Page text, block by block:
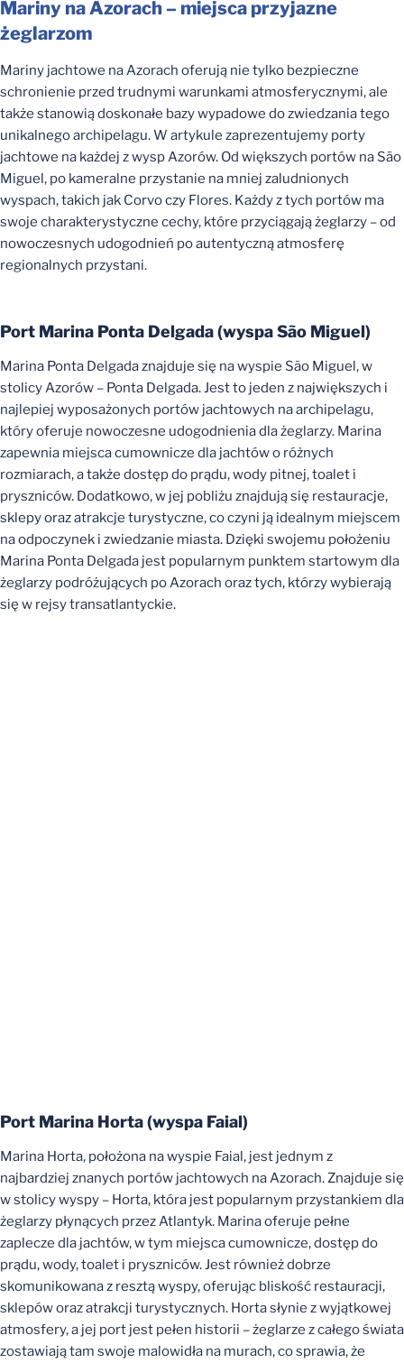
Mariny na Azorach – miejsca przyjazne
żeglarzom
Mariny jachtowe na Azorach oferują nie tylko bezpieczne
schronienie przed trudnymi warunkami atmosferycznymi, ale
także stanowią doskonałe bazy wypadowe do zwiedzania tego
unikalnego archipelagu. W artykule zaprezentujemy porty
jachtowe na każdej z wysp Azorów. Od większych portów na São
Miguel, po kameralne przystanie na mniej zaludnionych
wyspach, takich jak Corvo czy Flores. Każdy z tych portów ma
swoje charakterystyczne cechy, które przyciągają żeglarzy – od
nowoczesnych udogodnień po autentyczną atmosferę
regionalnych przystani.
Port Marina Ponta Delgada (wyspa São Miguel)
Marina Ponta Delgada znajduje się na wyspie São Miguel, w
stolicy Azorów – Ponta Delgada. Jest to jeden z największych i
najlepiej wyposażonych portów jachtowych na archipelagu,
który oferuje nowoczesne udogodnienia dla żeglarzy. Marina
zapewnia miejsca cumownicze dla jachtów o różnych
rozmiarach, a także dostęp do prądu, wody pitnej, toalet i
pryszniców. Dodatkowo, w jej pobliżu znajdują się restauracje,
sklepy oraz atrakcje turystyczne, co czyni ją idealnym miejscem
na odpoczynek i zwiedzanie miasta. Dzięki swojemu położeniu
Marina Ponta Delgada jest popularnym punktem startowym dla
żeglarzy podróżujących po Azorach oraz tych, którzy wybierają
się w rejsy transatlantyckie.
Port Marina Horta (wyspa Faial)
Marina Horta, położona na wyspie Faial, jest jednym z
najbardziej znanych portów jachtowych na Azorach. Znajduje się
w stolicy wyspy – Horta, która jest popularnym przystankiem dla
żeglarzy płynących przez Atlantyk. Marina oferuje pełne
zaplecze dla jachtów, w tym miejsca cumownicze, dostęp do
prądu, wody, toalet i pryszniców. Jest również dobrze
skomunikowana z resztą wyspy, oferując bliskość restauracji,
sklepów oraz atrakcji turystycznych. Horta słynie z wyjątkowej
atmosfery, a jej port jest pełen historii – żeglarze z całego świata
zostawiają tam swoje malowidła na murach, co sprawia, że